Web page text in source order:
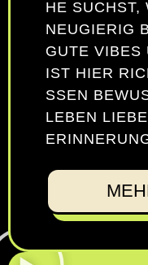
HE SUCHST,
NEU­GIE­RIG
GU­TE VI­BES
IST HIER
SSEN
E­BEN